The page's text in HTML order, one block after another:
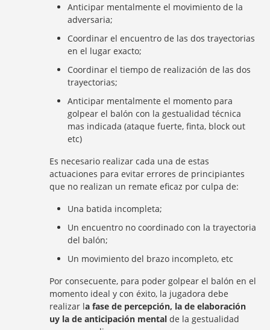
Anticipar mentalmente el movimiento de la
adversaria;
Coordinar el encuentro de las dos trayectorias
en el lugar exacto;
Coordinar el tiempo de realización de las dos
trayectorias;
Anticipar mentalmente el momento para
golpear el balón con la gestualidad técnica
mas indicada (ataque fuerte, finta, block out
etc)
Es necesario realizar cada una de estas
actuaciones para evitar errores de principiantes
que no realizan un remate eficaz por culpa de:
Una batida incompleta;
Un encuentro no coordinado con la trayectoria
del balón;
Un movimiento del brazo incompleto, etc
Por consecuente, para poder golpear el balón en el
momento ideal y con éxito, la jugadora debe
realizar la fase de percepción, la de elaboración
uy la de anticipación mental de la gestualidad